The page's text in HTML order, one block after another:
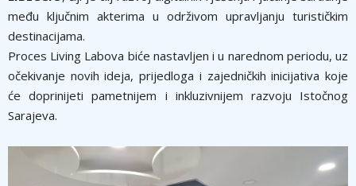
među ključnim akterima u održivom upravljanju turističkim
destinacijama.
Proces Living Labova biće nastavljen i u narednom periodu, uz
očekivanje novih ideja, prijedloga i zajedničkih inicijativa koje
će doprinijeti pametnijem i inkluzivnijem razvoju Istočnog
Sarajeva.